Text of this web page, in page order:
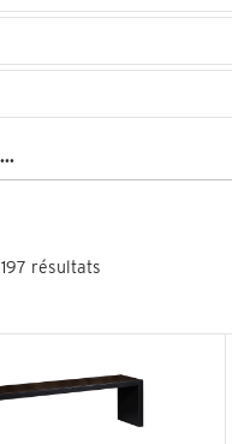
197 résultats